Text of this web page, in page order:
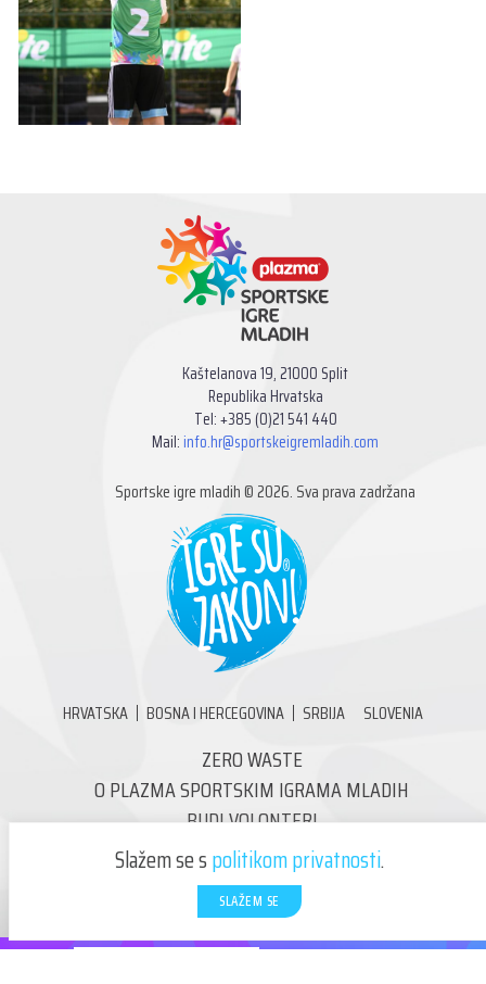
Kaštelanova 19, 21000 Split
Republika Hrvatska
Tel: +385 (0)21 541 440
Mail: info.hr@sportskeigremladih.com
Sportske igre mladih © 2026. Sva prava zadržana
HRVATSKA BOSNA I HERCEGOVINA SRBIJA SLOVENIA
ZERO WASTE
O PLAZMA SPORTSKIM IGRAMA MLADIH
BUDI VOLONTER!
KONTAKT
Slažem se spolitikom privatnosti.
SLAŽEM SE